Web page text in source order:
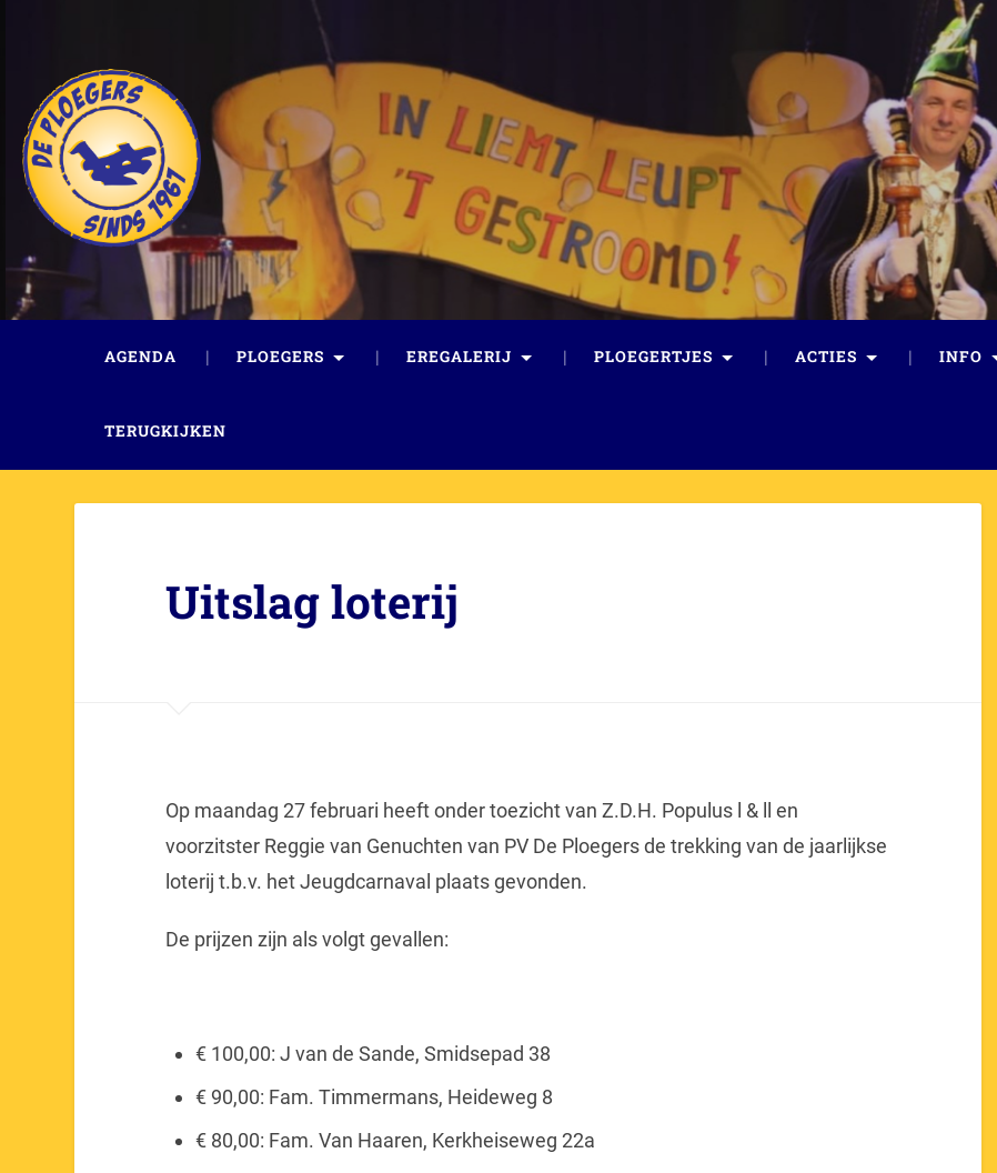
AGENDA PLOEGERS EREGALERIJ PLOEGERTJES ACTIES INFO
TERUGKIJKEN
Uitslag loterij
Op maandag 27 februari heeft onder toezicht van Z.D.H. Populus l & ll en
voorzitster Reggie van Genuchten van PV De Ploegers de trekking van de jaarlijkse
loterij t.b.v. het Jeugdcarnaval plaats gevonden.
De prijzen zijn als volgt gevallen:
€ 100,00: J van de Sande, Smidsepad 38
€ 90,00: Fam. Timmermans, Heideweg 8
€ 80,00: Fam. Van Haaren, Kerkheiseweg 22a